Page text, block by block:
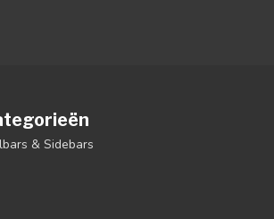
& Sidebars